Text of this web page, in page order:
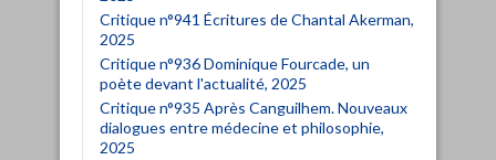
Critique n°941 Écritures de Chantal Akerman,
2025
Critique n°936 Dominique Fourcade, un
poète devant l'actualité, 2025
Critique n°935 Après Canguilhem. Nouveaux
dialogues entre médecine et philosophie,
2025